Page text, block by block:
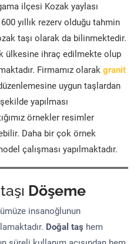
ilçesi Kozak yaylası
yıllık rezerv olduğu tahmin
taşı olarak da bilinmektedir.
ülkesine ihraç edilmekte olup
Firmamız olarak granit
uygun taşlardan
yapılması
örnekler resimler
Daha bir çok örnek
çalışması yapılmaktadır.
taşı Döşeme
insanoğlunun
Doğal taş hem